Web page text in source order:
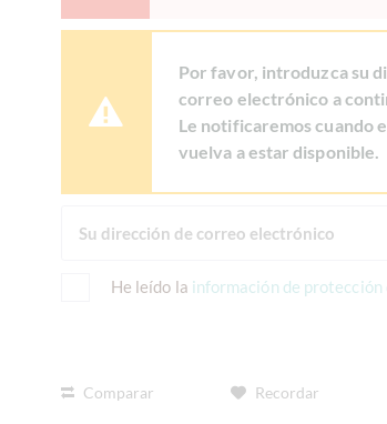
Por favor, introduzca su
correo electrónico a
Le notificaremos cuando
vuelva a estar disponible.
He leído la información de protección
Comparar Recordar